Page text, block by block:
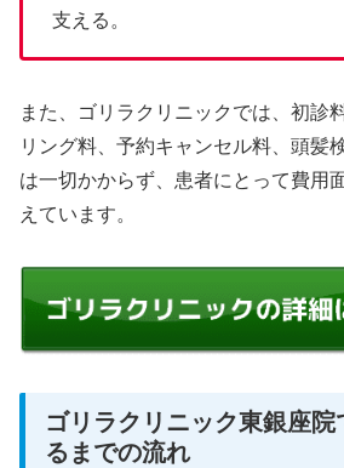
支える。
また、ゴリラクリニックでは、初診
リング料、予約キャンセル料、頭髪
は一切かからず、患者にとって費用
えています。
ゴリラクリニック東銀座院
るまでの流れ